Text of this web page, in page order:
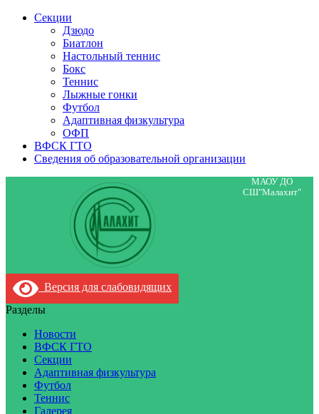
Секции
Дзюдо
Биатлон
Настольный теннис
Бокс
Теннис
Лыжные гонки
Футбол
Адаптивная физкультура
ОФП
ВФСК ГТО
Сведения об образовательной организации
МАОУ ДО
СШ"Малахит"
Версия для слабовидящих
Разделы
Новости
ВФСК ГТО
Секции
Адаптивная физкультура
Футбол
Теннис
Галерея